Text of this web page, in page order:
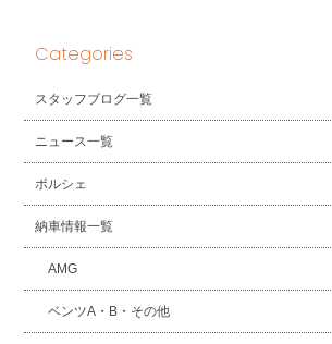
Categories
スタッフブログ一覧
ニュース一覧
ポルシェ
納車情報一覧
AMG
ベンツA・B・その他